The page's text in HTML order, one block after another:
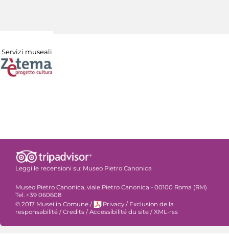
Servizi museali
Leggi le recensioni su: Museo Pietro Canonica
Museo Pietro Canonica, viale Pietro Canonica - 00100 Roma (RM)
Tel. +39 060608
© 2017 Musei in Comune / Privacy / Exclusion de la
responsabilité /Credits /Accessibilité du site /XML-rss